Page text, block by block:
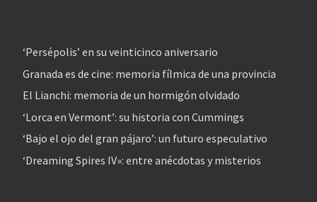
‘Persépolis’ en su veinticinco aniversario
Granada es de cine: memoria fílmica de una provincia
El Lianchi: memoria de un hormigón olvidado
‘Lorca en Vermont’: su historia con Cummings
‘Bajo el ojo del gran pájaro’: un futuro especulativo
‘Dreaming Spires IV»: entre anécdotas y misterios